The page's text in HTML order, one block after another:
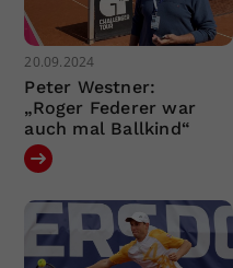
20.09.2024
Peter Westner:
„Roger Federer war
auch mal Ballkind“